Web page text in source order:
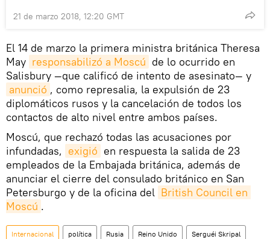
21 de marzo 2018, 12:20 GMT
El 14 de marzo la primera ministra británica Theresa
May responsabilizó a Moscú de lo ocurrido en
Salisbury —que calificó de intento de asesinato— y
anunció , como represalia, la expulsión de 23
diplomáticos rusos y la cancelación de todos los
contactos de alto nivel entre ambos países.
Moscú, que rechazó todas las acusaciones por
infundadas, exigió en respuesta la salida de 23
empleados de la Embajada británica, además de
anunciar el cierre del consulado británico en San
Petersburgo y de la oficina del British Council en
Moscú .
Internacional política Rusia Reino Unido Serguéi Skripal